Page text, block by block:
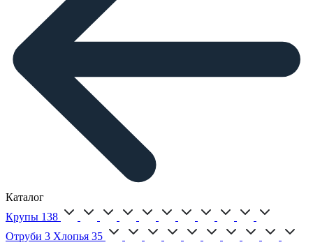
Каталог
Крупы 138
Отруби 3 Хлопья 35